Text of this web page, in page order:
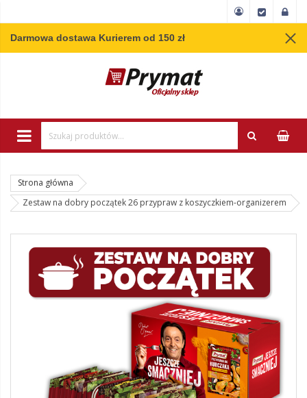
Darmowa dostawa Kurierem od 150 zł
Wpisz minimum
Strona główna
Zestaw na dobry początek 26 przypraw z koszyczkiem-organizerem